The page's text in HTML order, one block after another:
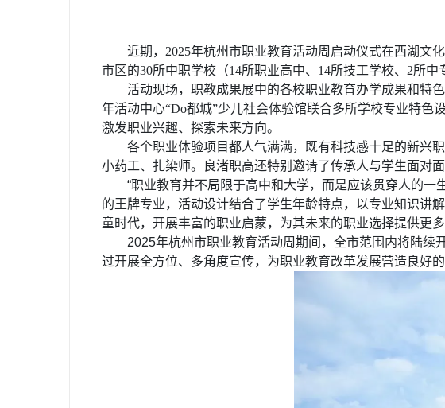
近期， 2025年杭州市职业教育活动周启动仪式在西湖文
市区的30所中职学校（14所职业高中、14所技工学校、2所
活动现场，职教成果展中的各校职业教育办学成果和特
年活动中心“Do都城”少儿社会体验馆联合多所学校专业特色
激发职业兴趣、探索未来方向。
各个职业体验项目都人气满满，既有科技感十足的新兴
小药工、扎染师。良渚职高还特别邀请了传承人与学生面对
“职业教育并不局限于高中和大学，而是应该贯穿人的
的王牌专业，活动设计结合了学生年龄特点，以专业知识讲
童时代，开展丰富的职业启蒙，为其未来的职业选择提供更
2025年杭州市职业教育活动周期间，全市范围内将陆
过开展全方位、多角度宣传，为职业教育改革发展营造良好